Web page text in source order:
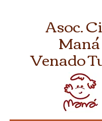
Asoc.
Venado